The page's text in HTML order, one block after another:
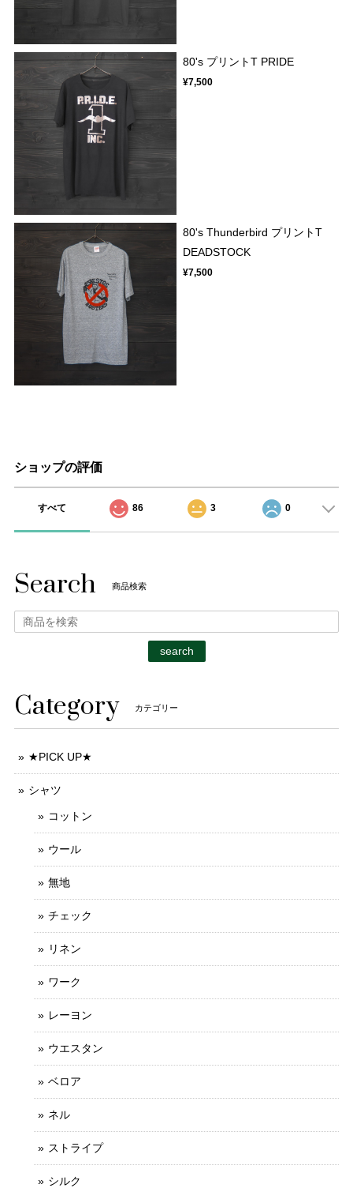
80's プリントT PRIDE
¥7,500
80's Thunderbird プリントT
DEADSTOCK
¥7,500
ショップの評価
すべて 86 3 0
Search 商品検索
search
Category カテゴリー
★PICK UP★
シャツ
コットン
ウール
無地
チェック
リネン
ワーク
レーヨン
ウエスタン
ベロア
ネル
ストライプ
シルク